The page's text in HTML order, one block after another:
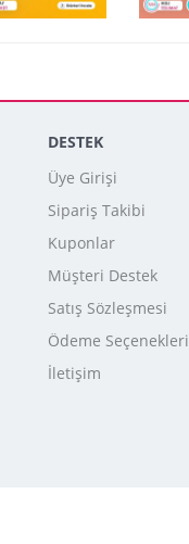
DESTEK
Üye Girişi
Sipariş Takibi
Kuponlar
Müşteri Destek
Satış Sözleşmesi
Ödeme Seçenekleri
İletişim